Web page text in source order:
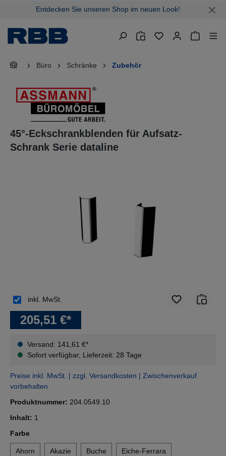
springenEntdecken Sie unseren Shop im neuen Look!
Büro Schränke Zubehör
45°-Eckschrankblenden für Aufsatz-
Schrank Serie dataline
205,51 €*
Versand: 141,61 €*
Sofort verfügbar, Lieferzeit: 28 Tage
inkl. MwSt.
Preise inkl. MwSt. | zzgl. Versandkosten | Zwischenverkauf
vorbehalten
Produktnummer: 204.0549.10
Inhalt: 1
Farbeauswählen
Ahorn Akazie Buche Eiche-Ferrara